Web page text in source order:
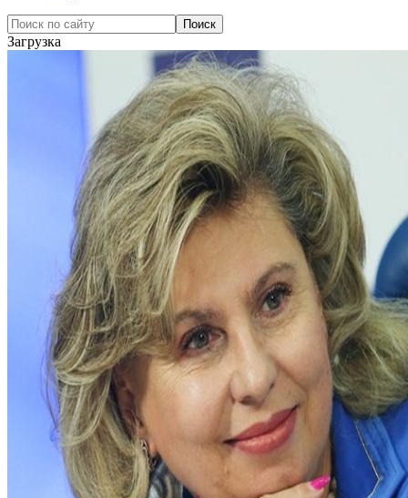
Загрузка